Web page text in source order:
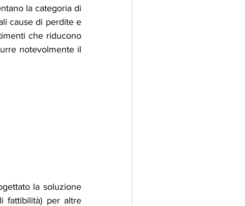
la categoria di
cause di perdite e
che riducono
notevolmente il
la soluzione
fattibilità) per altre